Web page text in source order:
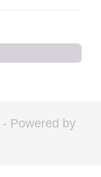
- Powered by